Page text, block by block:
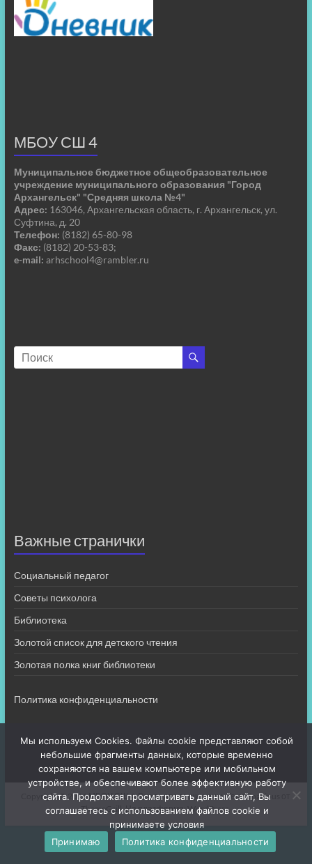
МБОУ СШ 4
Муниципальное бюджетное общеобразовательное
учреждение муниципального образования "Город
Архангельск" "Средняя школа №4"
Адрес: 163046, Архангельская область, г. Архангельск, ул.
Суфтина, д. 20
Телефон: (8182) 65-80-98
Факс: (8182) 20-53-83;
e-mail: arhschool4@rambler.ru
Важные странички
Социальный педагог
Советы психолога
Библиотека
Золотой список для детского чтения
Золотая полка книг библиотеки
Политика конфиденциальности
Copyright © 2026МБОУ СШ 4. Все права защищены. ТемаSpacious
ThemeGrill. На платформе:WordPress.
Мы используем Cookies. Файлы cookie представляют собой
небольшие фрагменты данных, которые временно
сохраняются на вашем компьютере или мобильном
устройстве, и обеспечивают более эффективную работу
сайта. Продолжая просматривать данный сайт, Вы
соглашаетесь с использованием файлов cookie и
принимаете условия
Принимаю
Политика конфиденциальности